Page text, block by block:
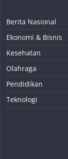
Berita Nasional
Ekonomi & Bisnis
Kesehatan
Olahraga
Pendidikan
Teknologi